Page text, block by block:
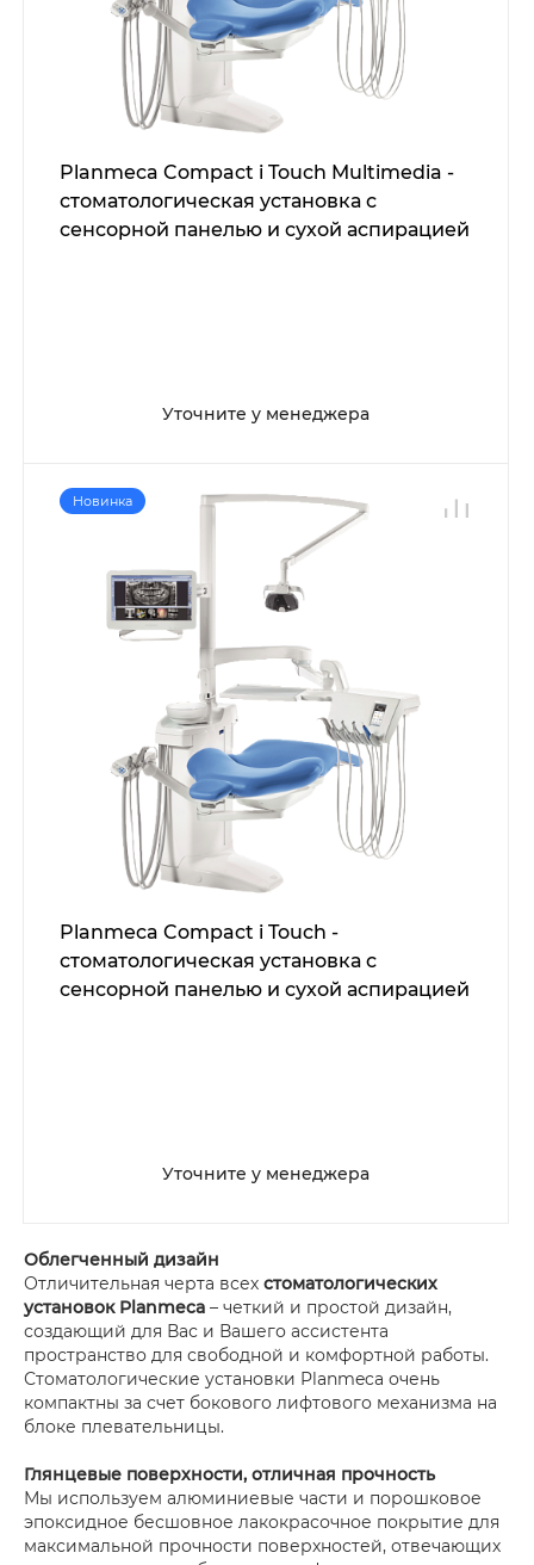
Planmeca Compact i Touch Multimedia -
стоматологическая установка с
сенсорной панелью и сухой аспирацией
Уточните у менеджера
Новинка
Planmeca Compact i Touch -
стоматологическая установка с
сенсорной панелью и сухой аспирацией
Уточните у менеджера
Облегченный дизайн
Отличительная черта всех стоматологических
установок Planmeca – четкий и простой дизайн,
создающий для Вас и Вашего ассистента
пространство для свободной и комфортной работы.
Стоматологические установки Planmeca очень
компактны за счет бокового лифтового механизма на
блоке плевательницы.
Глянцевые поверхности, отличная прочность
Мы используем алюминиевые части и порошковое
эпоксидное бесшовное лакокрасочное покрытие для
максимальной прочности поверхностей, отвечающих